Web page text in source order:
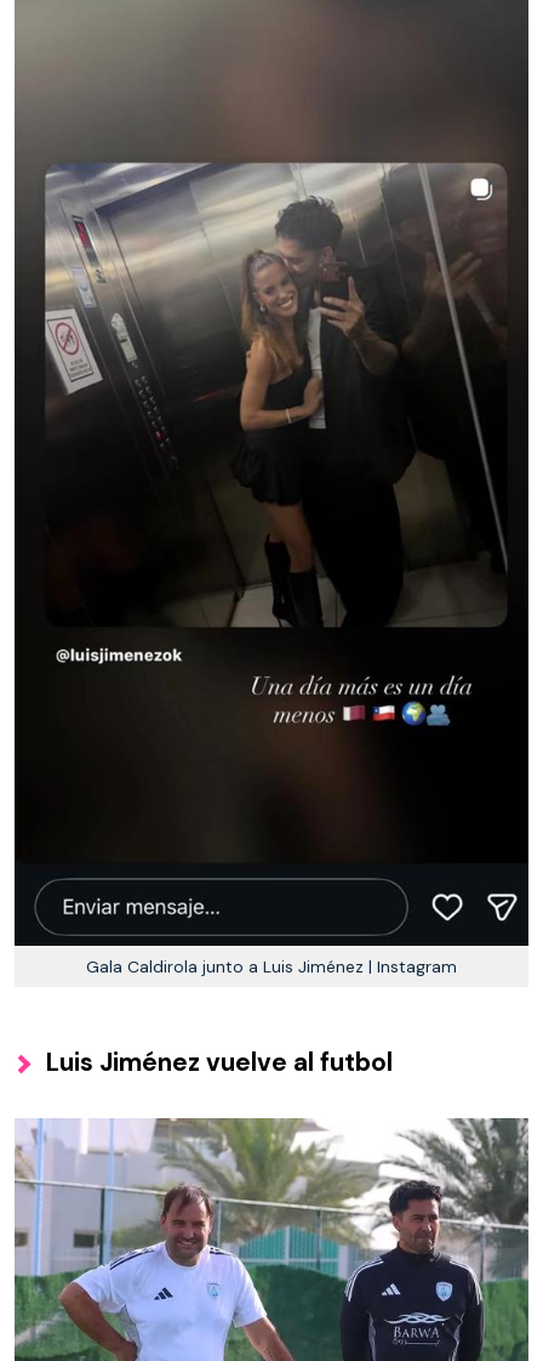
Gala Caldirola junto a Luis Jiménez | Instagram
Luis Jiménez vuelve al futbol